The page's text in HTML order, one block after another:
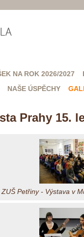
NA ROK 2026/2027
NAŠE ÚSPĚCHY
Prahy 15.
ZUŠ Petřiny - Výstava v